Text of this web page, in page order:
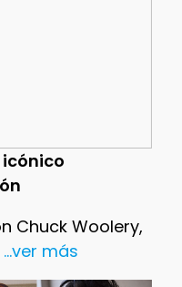
icónico
Chuck Woolery,
...ver más